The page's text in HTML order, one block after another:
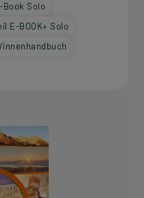
Solo
E-BOOK+ Solo